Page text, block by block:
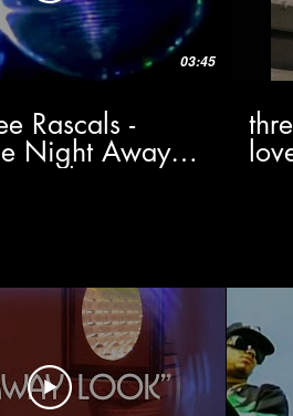
03:45
Rascals -
Night Away